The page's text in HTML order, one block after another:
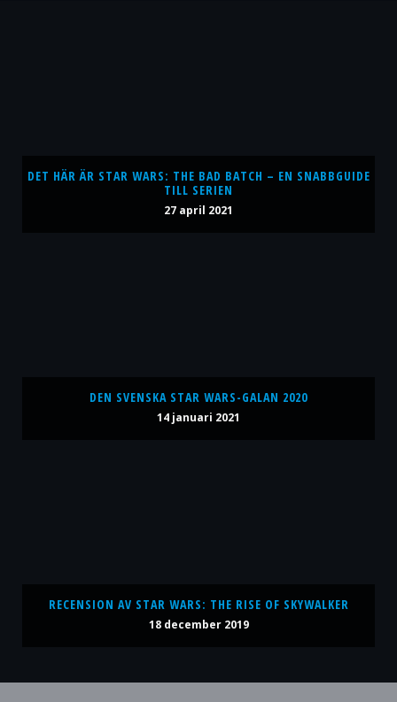
DET HÄR ÄR STAR WARS: THE BAD BATCH – EN SNABBGUIDE
TILL SERIEN
27 april 2021
DEN SVENSKA STAR WARS-GALAN 2020
14 januari 2021
RECENSION AV STAR WARS: THE RISE OF SKYWALKER
18 december 2019